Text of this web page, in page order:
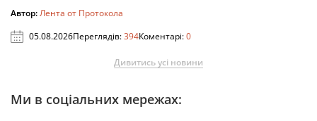
Автор:Лента от Протокола
05.08.2026Переглядів:394Коментарі:0
Дивитись усі новини
Ми в соціальних мережах: